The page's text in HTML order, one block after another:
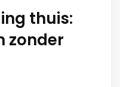
thuis:
zonder